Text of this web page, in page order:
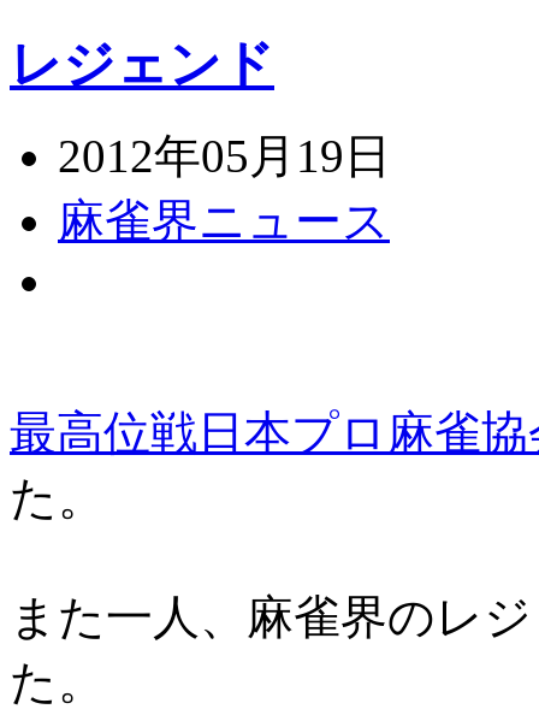
レジェンド
2012年05月19日
麻雀界ニュース
最高位戦日本プロ麻雀協
た。
また一人、麻雀界のレ
た。